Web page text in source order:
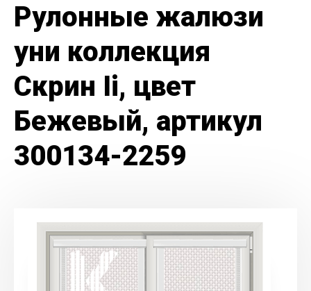
Рулонные жалюзи
уни коллекция
Скрин Ii, цвет
Бежевый, артикул
300134-2259